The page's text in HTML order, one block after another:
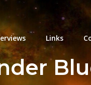
Links